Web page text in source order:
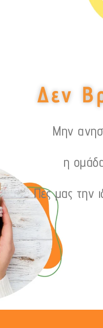
Δεν
Μην
η
Πες μας την